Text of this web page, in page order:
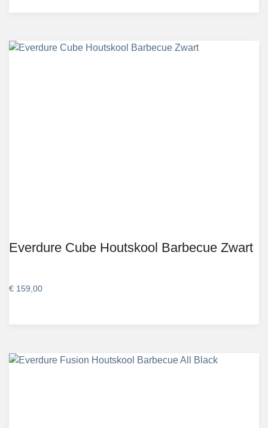
Everdure Cube Houtskool Barbecue Zwart
€ 159,00